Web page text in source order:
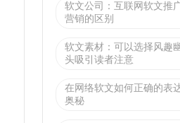
软文公司：互联网软文推
营销的区别
软文素材：可以选择风趣
头吸引读者注意
在网络软文如何正确的表
奥秘